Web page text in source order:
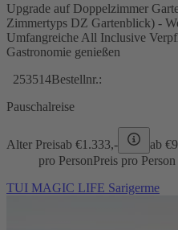
Upgrade auf Doppelzimmer
Zimmertyps DZ Gartenblick) -
Umfangreiche All Inclusive
Gastronomie genießen
253514Bestellnr.:
Pauschalreise
Alter Preisab €1.333,- ab €
pro PersonPreis pro Person
TUI MAGIC LIFE Sarigerme